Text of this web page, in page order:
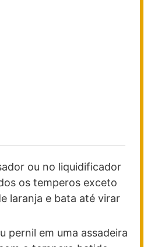
ou no liquidificador
os temperos exceto
laranja e bata até virar
pernil em uma assadeira